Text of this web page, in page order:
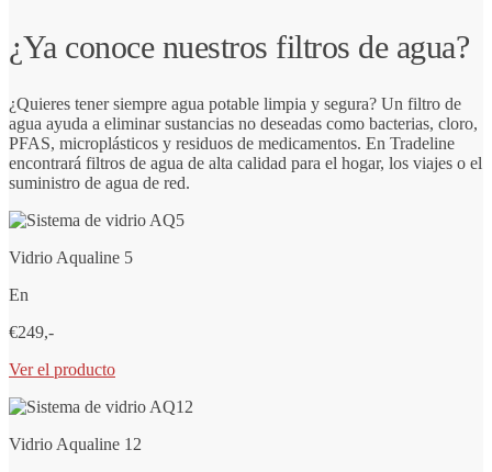
¿Ya conoce nuestros filtros de agua?
¿Quieres tener siempre agua potable limpia y segura? Un filtro de
agua ayuda a eliminar sustancias no deseadas como bacterias, cloro,
PFAS, microplásticos y residuos de medicamentos. En Tradeline
encontrará filtros de agua de alta calidad para el hogar, los viajes o el
suministro de agua de red.
Vidrio Aqualine 5
En
€249,-
Ver el producto
Vidrio Aqualine 12